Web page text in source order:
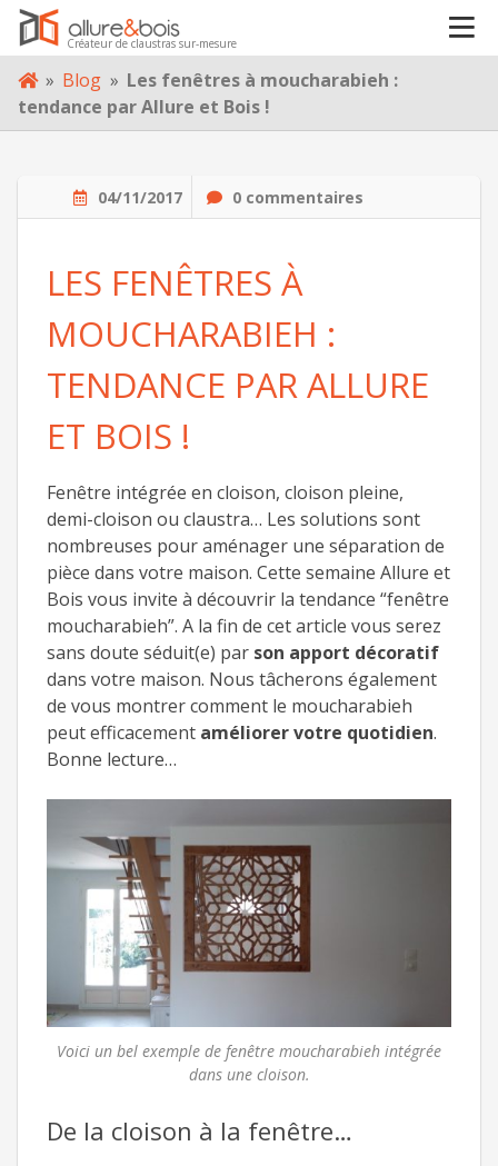
Skip
content
Créateur de claustras sur-mesure
» Blog » Les fenêtres à moucharabieh :
tendance par Allure et Bois !
04/11/2017 0 commentaires
LES FENÊTRES À
MOUCHARABIEH :
TENDANCE PAR ALLURE
ET BOIS !
Fenêtre intégrée en cloison, cloison pleine,
demi-cloison ou claustra… Les solutions sont
nombreuses pour aménager une séparation de
pièce dans votre maison. Cette semaine Allure et
Bois vous invite à découvrir la tendance “fenêtre
moucharabieh”. A la fin de cet article vous serez
sans doute séduit(e) parson apport décoratif
dans votre maison. Nous tâcherons également
de vous montrer comment le moucharabieh
peut efficacementaméliorer votre quotidien.
Bonne lecture…
Voici un bel exemple de fenêtre moucharabieh intégrée
dans une cloison.
De la cloison à la fenêtre…
VOTRE PROJET
À PROPOS